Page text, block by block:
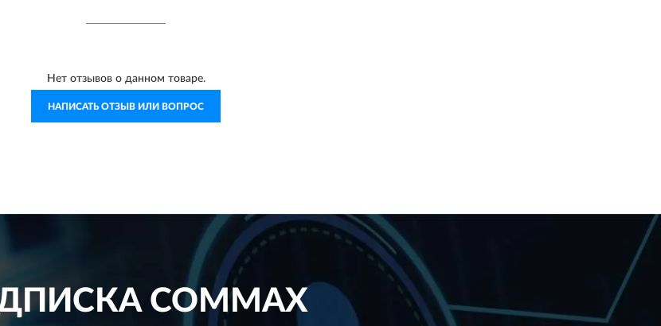
Нет отзывов о данном товаре.
НАПИСАТЬ ОТЗЫВ ИЛИ ВОПРОС
COMMAX